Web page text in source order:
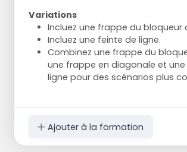
Variations
Incluez une frappe du bloqueur
Incluez une feinte de ligne.
Combinez une frappe du
une frappe en diagonale et
ligne pour des scénarios plus
Ajouter à la formation